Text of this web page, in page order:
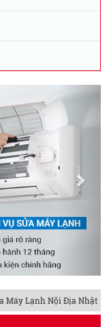
Next
Máy Lạnh Nội Địa Nhật